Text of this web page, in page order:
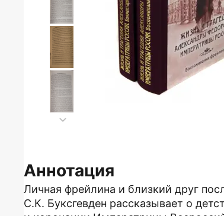
Аннотация
Личная фрейлина и близкий друг
С.К. Буксгевден рассказывает о